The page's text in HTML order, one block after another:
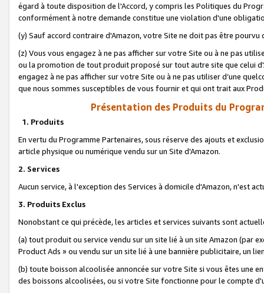
égard à toute disposition de l'Accord, y compris les Politiques du
conformément à notre demande constitue une violation d'une
(y) Sauf accord contraire d'Amazon, votre Site ne doit pas être
(z) Vous vous engagez à ne pas afficher sur votre Site ou à ne pas
ou la promotion de tout produit proposé sur tout autre site que celui
engagez à ne pas afficher sur votre Site ou à ne pas utiliser d’une
que nous sommes susceptibles de vous fournir et qui ont trait aux
Présentation des Produits du
1. Produits
En vertu du Programme Partenaires, sous réserve des ajouts et
article physique ou numérique vendu sur un Site d'Amazon.
2. Services
Aucun service, à l'exception des Services à domicile d'Amazon, n'est
3. Produits Exclus
Nonobstant ce qui précède, les articles et services suivants sont
(a) tout produit ou service vendu sur un site lié à un site Amazon (par
Product Ads » ou vendu sur un site lié à une bannière publicitaire, un
(b) toute boisson alcoolisée annoncée sur votre Site si vous êtes une
des boissons alcoolisées, ou si votre Site fonctionne pour le compte